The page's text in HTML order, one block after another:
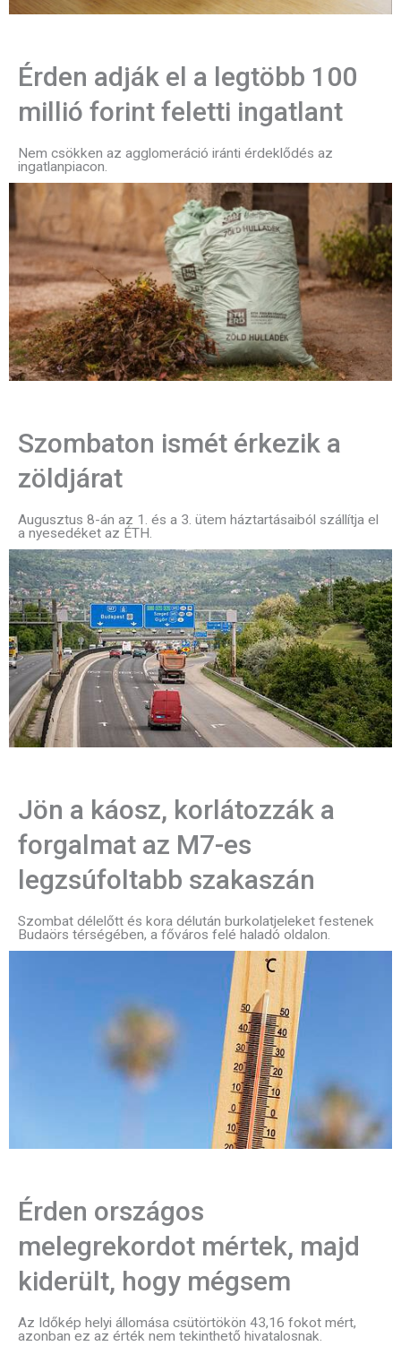
Érden adják el a legtöbb 100
millió forint feletti ingatlant
Nem csökken az agglomeráció iránti érdeklődés az
ingatlanpiacon.
Szombaton ismét érkezik a
zöldjárat
Augusztus 8-án az 1. és a 3. ütem háztartásaiból szállítja el
a nyesedéket az ÉTH.
Jön a káosz, korlátozzák a
forgalmat az M7-es
legzsúfoltabb szakaszán
Szombat délelőtt és kora délután burkolatjeleket festenek
Budaörs térségében, a főváros felé haladó oldalon.
Érden országos
melegrekordot mértek, majd
kiderült, hogy mégsem
Az Időkép helyi állomása csütörtökön 43,16 fokot mért,
azonban ez az érték nem tekinthető hivatalosnak.